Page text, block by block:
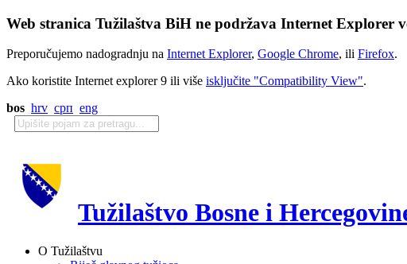
Web stranica Tužilaštva BiH ne podržava Internet Explorer
Preporučujemo nadogradnju na Internet Explorer, Google Chrome, ili Firefox.
Ako koristite Internet explorer 9 ili više isključite "Compatibility View".
bos hrv срп eng
Tužilaštvo Bosne i
O Tužilaštvu